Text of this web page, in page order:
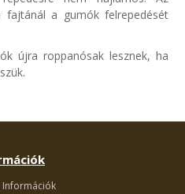
fajtánál a gumók felrepedését
újra roppanósak lesznek, ha
Információk